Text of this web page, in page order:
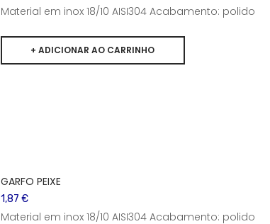
Material em inox 18/10 AISI304 Acabamento: polido
GARFO PEIXE
1,87 €
Material em inox 18/10 AISI304 Acabamento: polido